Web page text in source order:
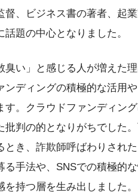
、ビジネス書の著者、起
題の中心となりました。
い」と感じる人が増えた
ディングの積極的な活用
。クラウドファンディン
判の的となりがちでした
き、詐欺師呼ばわりされ
手法や、SNSでの積極的
持つ層を生み出しました。